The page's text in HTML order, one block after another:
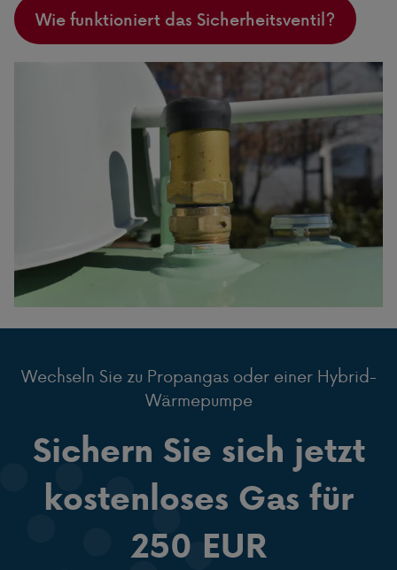
Wie funktioniert das Sicherheitsventil?
Wechseln Sie zu Propangas oder einer Hybrid-
Wärmepumpe
Sichern Sie sich jetzt
kostenloses Gas für
250 EUR